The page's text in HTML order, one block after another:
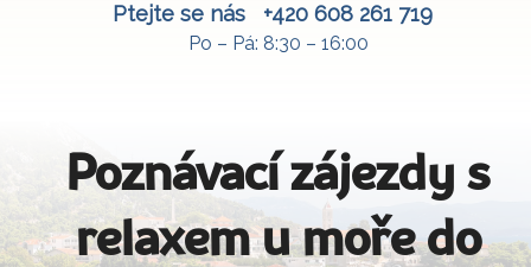
Ptejte se nás +420 608 261 719
Po – Pá: 8:30 – 16:00
Poznávací zájezdy s
relaxem u moře do